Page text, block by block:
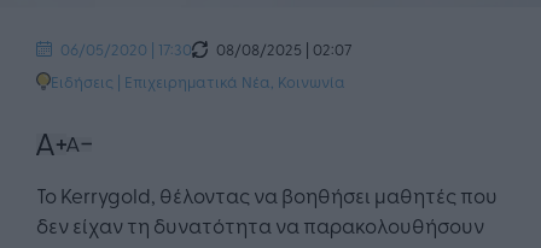
06/05/2020 | 17:30
08/08/2025 | 02:07
Ειδήσεις | Επιχειρηματικά Νέα Κοινωνία
To Kerrygold, θέλοντας να βοηθήσει μαθητές που
δεν είχαν τη δυνατότητα να παρακολουθήσουν